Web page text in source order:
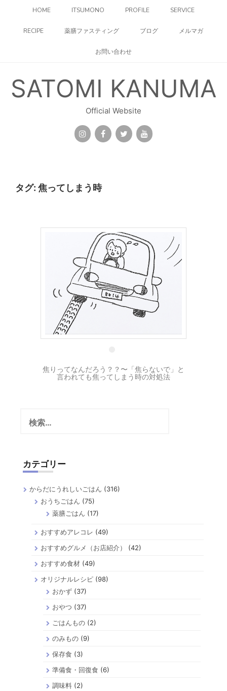
HOME ITSUMONO PROFILE SERVICE
RECIPE 薬膳ファスティング ブログ メルマガ
お問い合わせ
SATOMI KANUMA
Official Website
タグ: 焦ってしまう時
焦りってなんだろう？？〜「焦らないで」と
言われても焦ってしまう時の対処法
カテゴリー
からだにうれしいごはん (316)
おうちごはん (75)
薬膳ごはん (17)
おすすめアレコレ (49)
おすすめグルメ（お店紹介）
(42)
おすすめ食材 (49)
オリジナルレシピ (98)
おかず(37)
おやつ (37)
ごはんもの(2)
のみもの(9)
保存食 (3)
準備食・回復食 (6)
調味料(2)